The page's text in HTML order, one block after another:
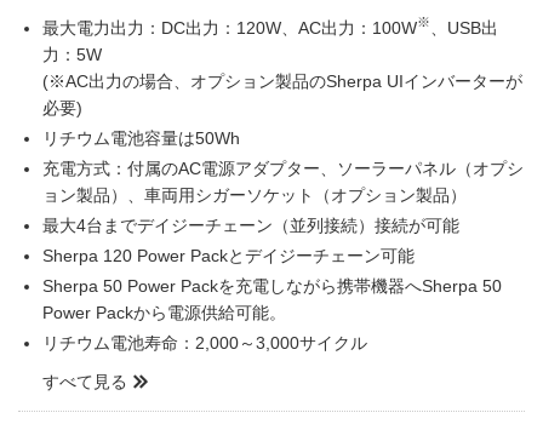
最大電力出力：DC出力：120W、AC出力：100W※
、USB出
力：5W
(※AC出力の場合、オプション製品のSherpa UIインバーターが
必要)
リチウム電池容量は50Wh
充電方式：付属のAC電源アダプター、ソーラーパネル（オプシ
ョン製品）、車両用シガーソケット（オプション製品）
最大4台までデイジーチェーン（並列接続）接続が可能
Sherpa 120 Power Packとデイジーチェーン可能
Sherpa 50 Power Packを充電しながら携帯機器へSherpa 50
Power Packから電源供給可能。
リチウム電池寿命：2,000～3,000サイクル
すべて見る